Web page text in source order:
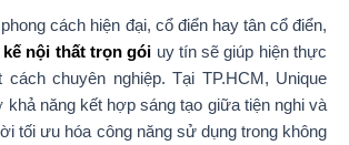
cách hiện đại, cổ điển hay tân cổ điển,
nội thất trọn gói uy tín sẽ giúp hiện thực
chuyên nghiệp. Tại TP.HCM, Unique
khả năng kết hợp sáng tạo giữa tiện nghi và
tối ưu hóa công năng sử dụng trong không